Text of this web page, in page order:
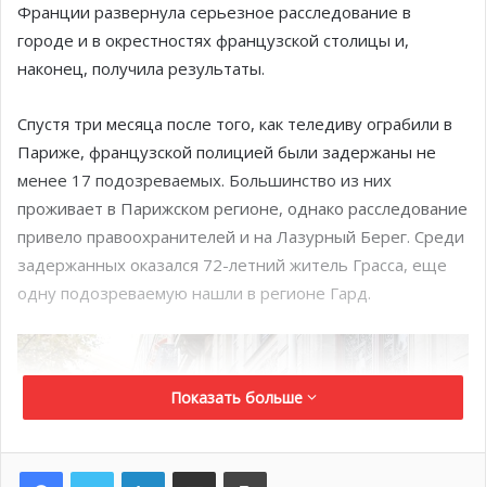
Франции развернула серьезное расследование в
городе и в окрестностях французской столицы и,
наконец, получила результаты.
Спустя три месяца после того, как теледиву ограбили в
Париже, французской полицией были задержаны не
менее 17 подозреваемых. Большинство из них
проживает в Парижском регионе, однако расследование
привело правоохранителей и на Лазурный Берег. Среди
задержанных оказался 72-летний житель Грасса, еще
одну подозреваемую нашли в регионе Гард.
Показать больше
LinkedInПоделиться по электронной почте Распечатать